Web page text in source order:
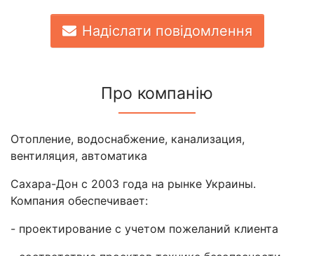
Надіслати повідомлення
Про компанію
Отопление, водоснабжение, канализация,
вентиляция, автоматика
Сахара-Дон с 2003 года на рынке Украины.
Компания обеспечивает:
- проектирование с учетом пожеланий клиента